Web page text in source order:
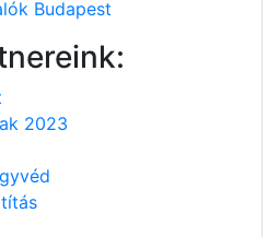
Budapest
2023